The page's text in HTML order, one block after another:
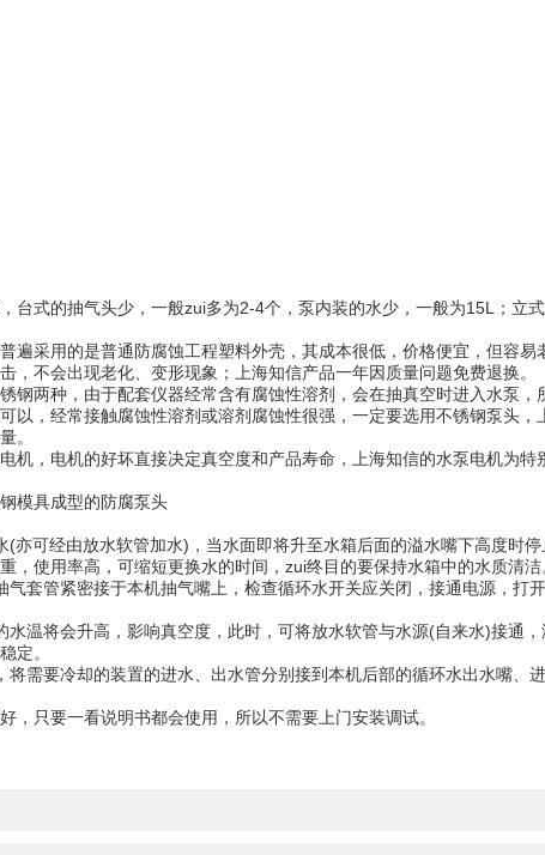
式的抽气头少，一般zui多为2-4个，泵内装的水少，一般为15L；立
遍采用的是普通防腐蚀工程塑料外壳，其成本很低，价格便宜，但容
，不会出现老化、变形现象；上海知信产品一年因质量问题免费退换。
钢两种，由于配套仪器经常含有腐蚀性溶剂，会在抽真空时进入水泵
以，经常接触腐蚀性溶剂或溶剂腐蚀性很强，一定要选用不锈钢泵头
。
机，电机的好坏直接决定真空度和产品寿命，上海知信的水泵电机为
模具成型的防腐泵头
(亦可经由放水软管加水)，当水面即将升至水箱后面的溢水嘴下高度时
，使用率高，可缩短更换水的时间，zui终目的要保持水箱中的水质清洁
套管紧密接于本机抽气嘴上，检查循环水开关应关闭，接通电源，打
温将会升高，影响真空度，此时，可将放水软管与水源(自来水)接通
定。
需要冷却的装置的进水、出水管分别接到本机后部的循环水出水嘴、
，只要一看说明书都会使用，所以不需要上门安装调试。